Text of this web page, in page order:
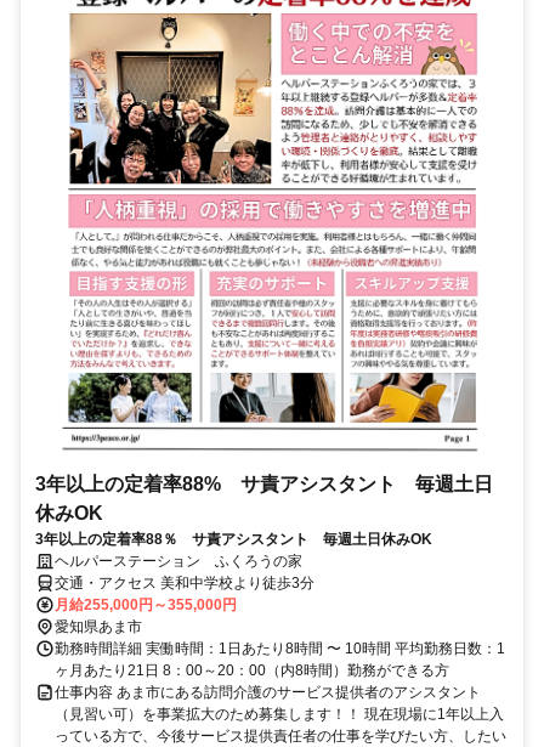
3年以上の定着率88% サ責アシスタント 毎週土日
休みOK
3年以上の定着率88％ サ責アシスタント 毎週土日休みOK
ヘルパーステーション ふくろうの家
交通・アクセス 美和中学校より徒歩3分
月給255,000円～355,000円
愛知県あま市
勤務時間詳細 実働時間：1日あたり8時間 〜 10時間 平均勤務日数：1
ヶ月あたり21日 8：00～20：00（内8時間）勤務ができる方
仕事内容 あま市にある訪問介護のサービス提供者のアシスタント
（見習い可）を事業拡大のため募集します！！ 現在現場に1年以上入
っている方で、今後サービス提供責任者の仕事を学びたい方、したい